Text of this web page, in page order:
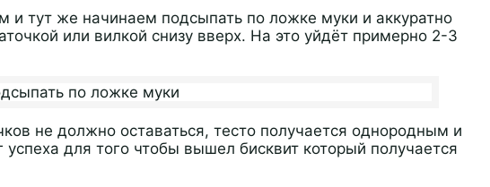
и тут же начинаем подсыпать по ложке муки и аккуратно
или вилкой снизу вверх. На это уйдёт примерно 2-3
не должно оставаться, тесто получается однородным и
успеха для того чтобы вышел бисквит который получается